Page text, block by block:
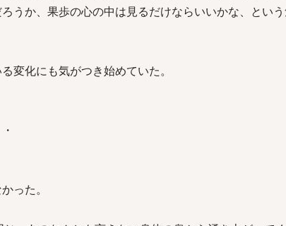
うか、果歩の心の中は見るだけならいいかな、とい
変化にも気がつき始めていた。
った。